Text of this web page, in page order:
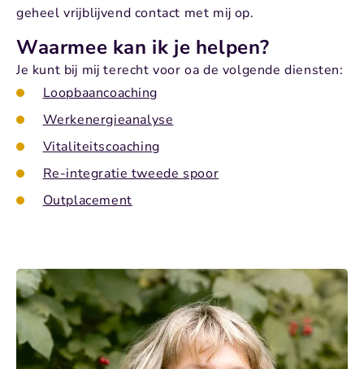
geheel vrijblijvend contact met mij op.
Waarmee kan ik je helpen?
Je kunt bij mij terecht voor oa de volgende diensten:
Loopbaancoaching
Werkenergieanalyse
Vitaliteitscoaching
Re-integratie tweede spoor
Outplacement